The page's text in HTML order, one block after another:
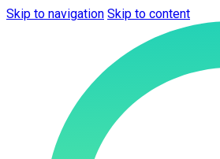
Skip to navigation Skip to content